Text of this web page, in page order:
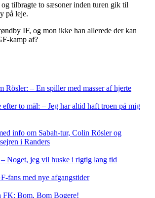
tilbragte to sæsoner inden turen gik til
på leje.
IF, og mon ikke han allerede der kan
kamp af?
Rösler: – En spiller med masser af hjerte
efter to mål: – Jeg har altid haft troen på mig
info om Sabah-tur, Colin Rösler og
i Randers
Noget, jeg vil huske i rigtig lang tid
fans med nye afgangstider
FK: Bom, Bom Bogere!